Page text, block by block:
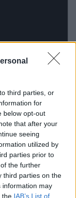
third parties, or
for
below opt-out
that after your
seeing
utilized by
parties prior to
the further
third parties on the
information may
the IAB’s List of